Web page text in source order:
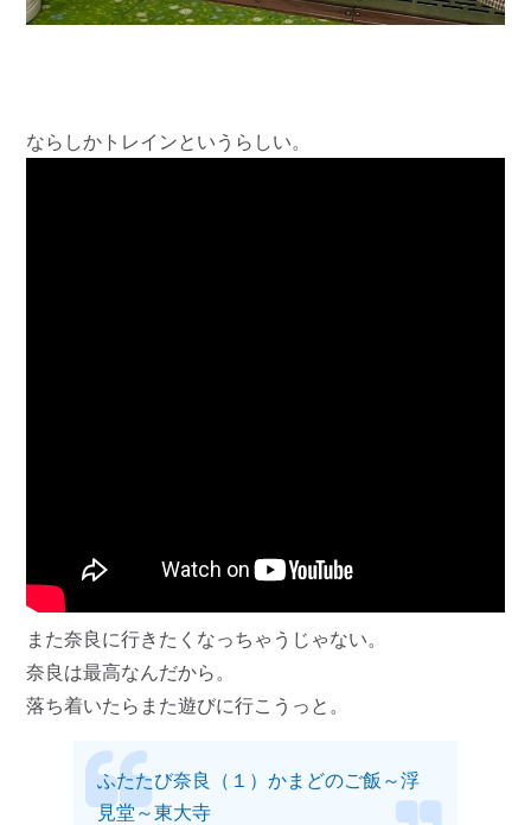
ならしかトレインというらしい。
また奈良に行きたくなっちゃうじゃない。
奈良は最高なんだから。
落ち着いたらまた遊びに行こうっと。
ふたたび奈良（１）かまどのご飯～浮
見堂～東大寺